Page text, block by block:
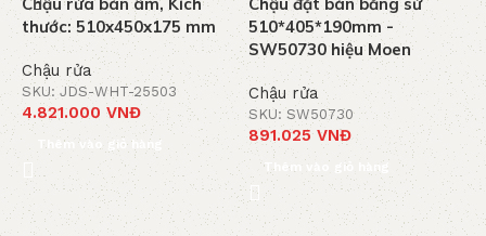
thước: 510x450x175 mm
Chậu rửa
SKU: JDS-WHT-25503
4.821.000 VNĐ
Thêm vào giỏ hàng
510*405*190mm -
SW50730 hiệu Moen
Chậu rửa
SKU: SW50730
891.025VNĐ
Thêm vào giỏ hàng